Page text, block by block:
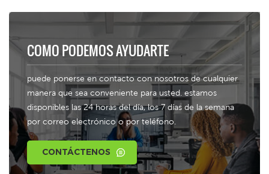
COMO PODEMOS AYUDARTE
puede ponerse en contacto con nosotros de cualquier
manera que sea conveniente para usted. estamos
disponibles las 24 horas del día, los 7 días de la semana
por correo electrónico o por teléfono.
CONTÁCTENOS